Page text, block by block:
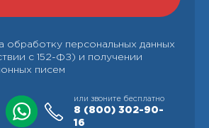
обработку персональных данных
с 152-ФЗ) и получении
писем
или звоните бесплатно
8 (800) 302-90-
16